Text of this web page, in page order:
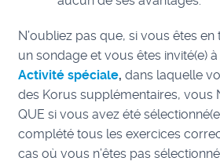
N’oubliez pas que, si vous êtes
un sondage et vous êtes invité(e)
Activité spéciale, dans laquelle
des Korus supplémentaires, vous
QUE si vous avez été
complété tous les exercices
cas où vous n’êtes pas